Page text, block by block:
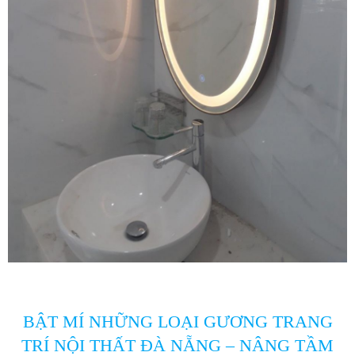
BẬT MÍ NHỮNG LOẠI GƯƠNG TRANG
TRÍ NỘI THẤT ĐÀ NẴNG – NÂNG TẦM